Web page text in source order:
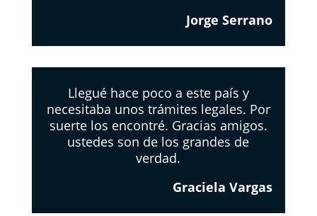
Jorge Serrano
Llegué hace poco a este país y
necesitaba unos trámites legales. Por
suerte los encontré. Gracias amigos.
ustedes son de los grandes de
verdad.
Graciela Vargas